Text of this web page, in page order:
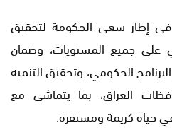
في إطار سعي الحكومة لتحقيق
على جميع المستويات، وضمان
الحكومي، وتحقيق التنمية
العراق، بما يتماشى مع
حياة كريمة ومستقرة.